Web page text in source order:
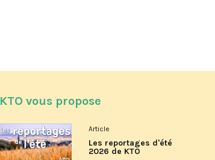
KTO vous propose
Article
Les reportages d'été
2026 de KTO